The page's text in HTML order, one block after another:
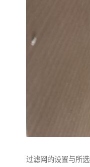
过滤网的设置与所